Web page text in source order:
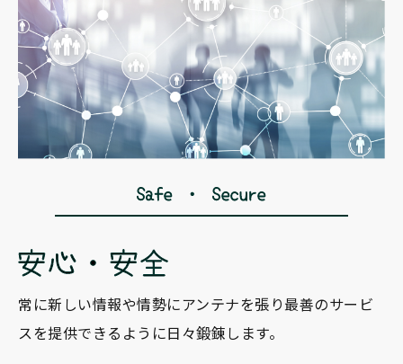
常に新しい情報や情勢にアンテナを張り最善のサービ
スを提供できるように日々鍛錬します。